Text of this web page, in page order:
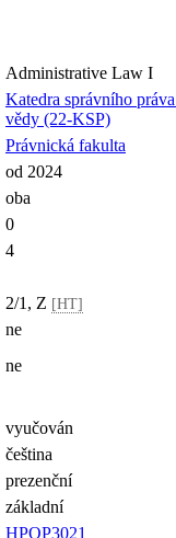
Administrative Law I
Katedra správního
vědy (22-KSP)
Právnická fakulta
od 2024
oba
0
4
2/1, Z [HT]
ne
ne
vyučován
čeština
prezenční
základní
HPOP3021